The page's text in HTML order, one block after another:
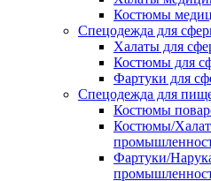
Костюмы
Спецодежда для
Халаты для
Костюмы для
Фартуки для
Спецодежда для
Костюмы
Костюмы/
Фартуки/